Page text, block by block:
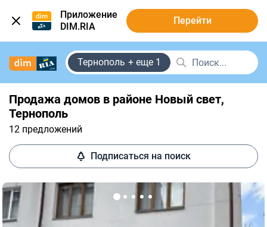
Приложение
DIM.RIA
Перейти
Тернополь + еще 1
Продажа домов в районе Новый свет, ​​
Тернополь
12 предложений
Подписаться на поиск